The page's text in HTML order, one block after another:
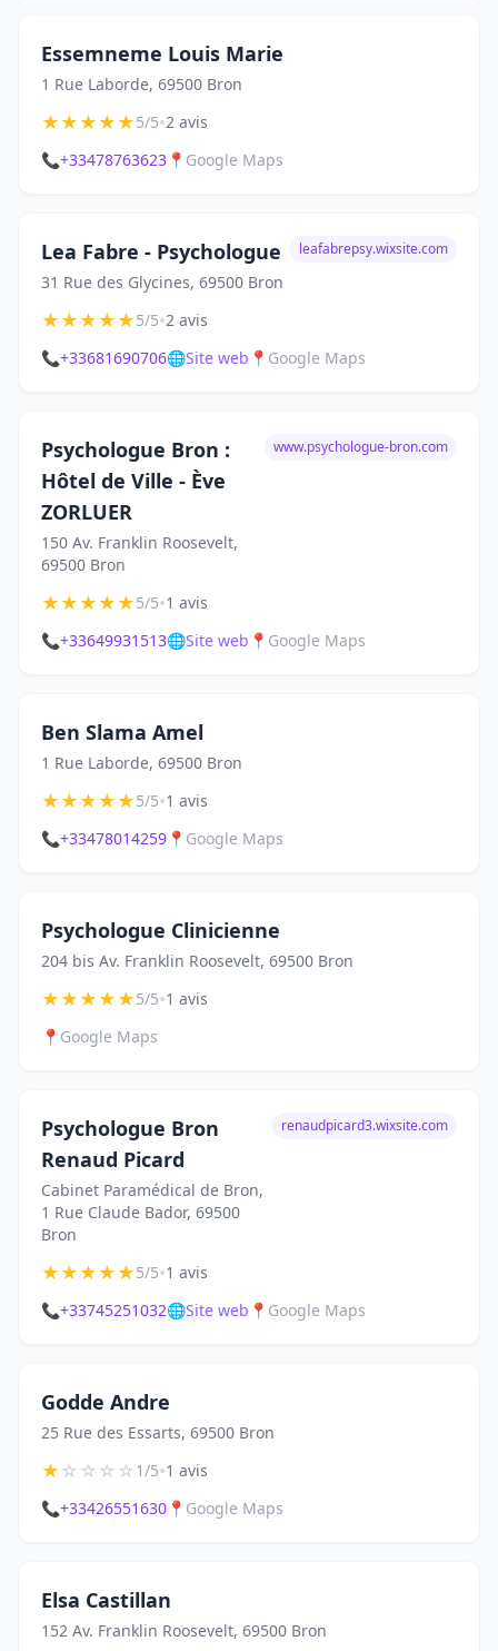
Essemneme Louis Marie
1 Rue Laborde, 69500 Bron
★★★★★5/5•2 avis
📞+33478763623 📍 Google Maps
Lea Fabre - Psychologue
31 Rue des Glycines, 69500 Bron
leafabrepsy.wixsite.com
★★★★★5/5•2 avis
📞+33681690706🌐Site web 📍 Google Maps
Psychologue Bron :
Hôtel de Ville - Ève
ZORLUER
150 Av. Franklin Roosevelt,
69500 Bron
www.psychologue-bron.com
★★★★★5/5•1 avis
📞+33649931513🌐Site web 📍 Google Maps
Ben Slama Amel
1 Rue Laborde, 69500 Bron
★★★★★5/5•1 avis
📞+33478014259 📍 Google Maps
Psychologue Clinicienne
204 bis Av. Franklin Roosevelt, 69500 Bron
★★★★★5/5•1 avis
📍 Google Maps
Psychologue Bron
Renaud Picard
Cabinet Paramédical de Bron,
1 Rue Claude Bador, 69500
Bron
renaudpicard3.wixsite.com
★★★★★5/5•1 avis
📞+33745251032🌐Site web 📍 Google Maps
Godde Andre
25 Rue des Essarts, 69500 Bron
★☆☆☆☆1/5•1 avis
📞+33426551630 📍 Google Maps
Elsa Castillan
152 Av. Franklin Roosevelt, 69500 Bron